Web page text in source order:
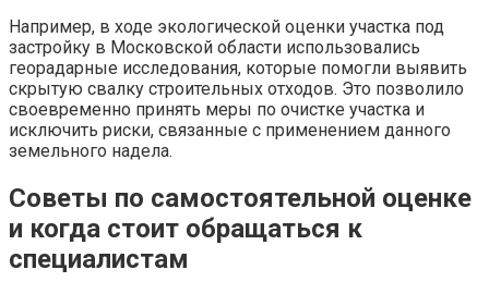
Например, в ходе экологической оценки участка под
застройку в Московской области использовались
георадарные исследования, которые помогли выявить
скрытую свалку строительных отходов. Это позволило
своевременно принять меры по очистке участка и
исключить риски, связанные с применением данного
земельного надела.
Советы по самостоятельной оценке
и когда стоит обращаться к
специалистам